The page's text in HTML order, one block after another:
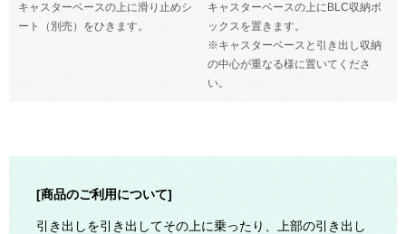
キャスターベースの上に滑り止めシ
ート（別売）をひきます。
キャスターベースの上にBLC収納ボ
ックスを置きます。
※キャスターベースと引き出し収納
の中心が重なる様に置いてくださ
い。
[商品のご利用について]
引き出しを引き出してその上に乗ったり、上部の引き出し